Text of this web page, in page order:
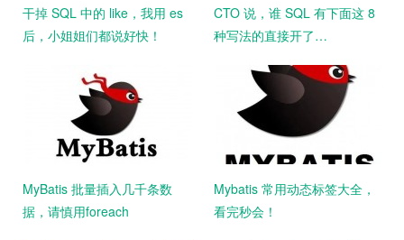
干掉 SQL 中的 like，我用 es
后，小姐姐们都说好快！
CTO 说，谁 SQL 有下面这 8
种写法的直接开了…
MyBatis 批量插入几千条数
据，请慎用foreach
Mybatis 常用动态标签大全，
看完秒会！